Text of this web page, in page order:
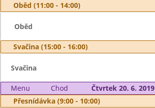
Oběd (11:00 - 14:00)
Oběd
Svačina (15:00 - 16:00)
Svačina
Menu Chod
Čtvrtek 20. 6. 2019
Přesnídávka (9:00 - 10:00)